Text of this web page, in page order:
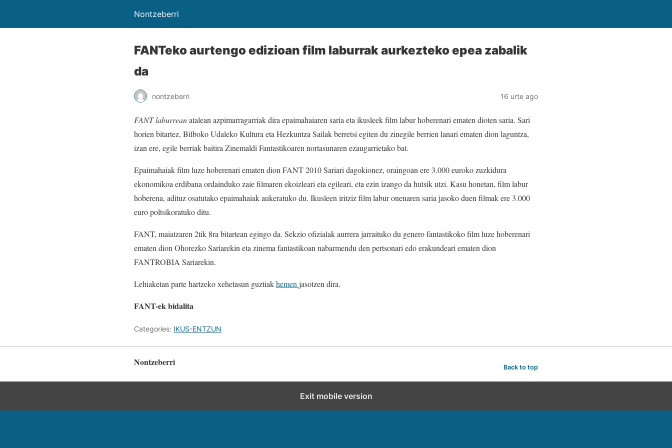
Nontzeberri
FANTeko aurtengo edizioan film laburrak aurkezteko epea zabalik
da
nontzeberri 16 urte ago
FANT laburreanatalean azpimarragarriak dira epaimahaiaren saria eta ikusleek film labur hoberenari ematen dioten saria. Sari
horien bitartez, Bilboko Udaleko Kultura eta Hezkuntza Sailak berretsi egiten du zinegile berrien lanari ematen dion laguntza,
izan ere, egile berriak baitira Zinemaldi Fantastikoaren nortasunaren ezaugarrietako bat.
Epaimahaiak film luze hoberenari ematen dion FANT 2010 Sariari dagokionez, oraingoan ere 3.000 euroko zuzkidura
ekonomikoa erdibana ordainduko zaie filmaren ekoizleari eta egileari, eta ezin izango da hutsik utzi. Kasu honetan, film labur
hoberena, adituz osatutako epaimahaiak aukeratuko du. Ikusleen iritziz film labur onenaren saria jasoko duen filmak ere 3.000
euro poltsikoratuko ditu.
FANT, maiatzaren 2tik 8ra bitartean egingo da. Sekzio ofizialak aurrera jarraituko du genero fantastikoko film luze hoberenari
ematen dion Ohorezko Sariarekin eta zinema fantastikoan nabarmendu den pertsonari edo erakundeari ematen dion
FANTROBIA Sariarekin.
Lehiaketan parte hartzeko xehetasun guztiakhemen jasotzen dira.
FANT-ek bidalita
Categories: IKUS-ENTZUN
Nontzeberri Back to top
Exit mobile version